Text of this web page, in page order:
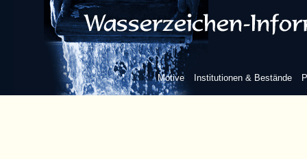
Motive Institutionen & Bestände